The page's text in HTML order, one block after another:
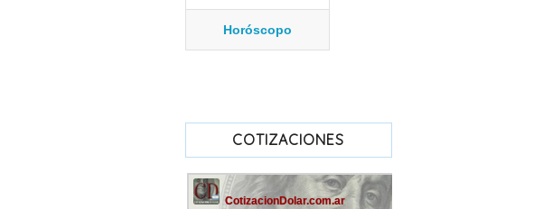
Horóscopo
COTIZACIONES